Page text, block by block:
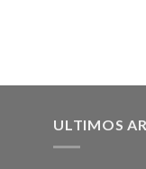
ULTIMOS